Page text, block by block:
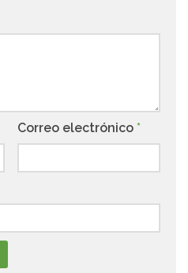
Correo electrónico *